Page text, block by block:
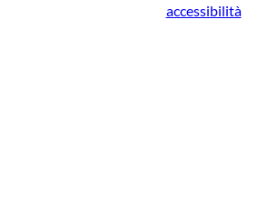
accessibilità